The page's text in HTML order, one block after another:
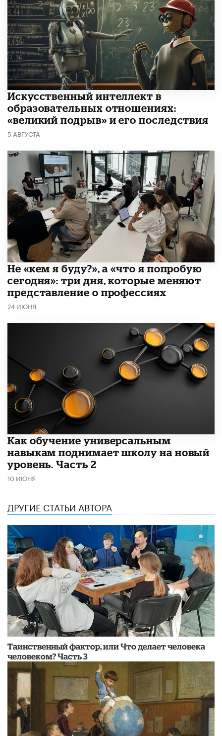
​Искусственный интеллект в
образовательных отношениях:
«великий подрыв» и его последствия
5 АВГУСТА
Не «кем я буду?», а «что я попробую
сегодня»: три дня, которые меняют
представление о профессиях
24 ИЮНЯ
​Как обучение универсальным
навыкам поднимает школу на новый
уровень. Часть 2
10 ИЮНЯ
ДРУГИЕ СТАТЬИ АВТОРА
Таинственный фактор, или Что делает человека
человеком? Часть 3